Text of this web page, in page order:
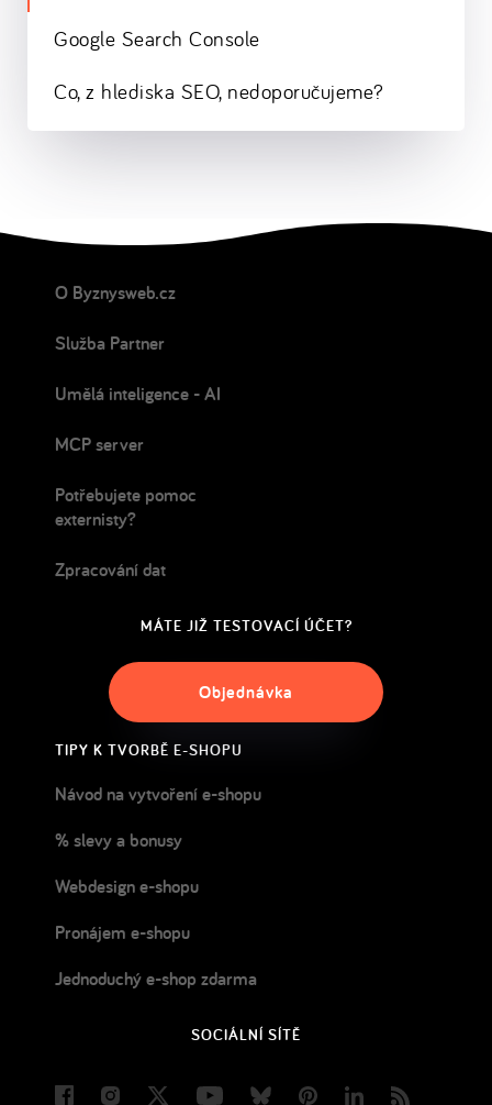
Google Search Console
Co, z hlediska SEO, nedoporučujeme?
O Byznysweb.cz
Služba Partner
Umělá inteligence - AI
MCP server
Potřebujete pomoc
externisty?
Zpracování dat
MÁTE JIŽ TESTOVACÍ ÚČET?
Objednávka
TIPY K TVORBĚ E-SHOPU
Návod na vytvoření e-shopu
% slevy a bonusy
Webdesign e-shopu
Pronájem e-shopu
Jednoduchý e-shop zdarma
SOCIÁLNÍ SÍTĚ
FacebookInstagram
Twitter YoutubeBlueskyPinterestLinkedIn